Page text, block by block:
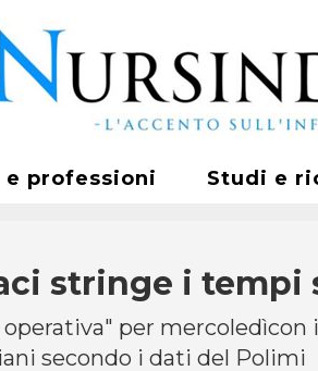
professioni Studi e
stringe i
per
secondo i dati del Polimi